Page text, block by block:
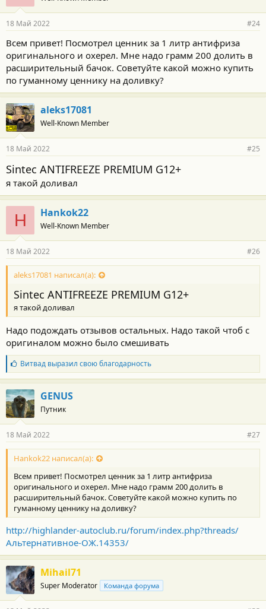
а
н
с
т
и
18 Май 2022 #24
Всем привет! Посмотрел ценник за 1 литр антифриза
оригинального и охерел. Мне надо грамм 200 долить в
расширительный бачок. Советуйте какой можно купить
по гуманному ценнику на доливку?
aleks17081
Well-Known Member
18 Май 2022 #25
Sintec ANTIFREEZE PREMIUM G12+
я такой доливал
H Hankok22
Well-Known Member
18 Май 2022 #26
aleks17081 написал(а):
Sintec ANTIFREEZE PREMIUM G12+
я такой доливал
Надо подождать отзывов остальных. Надо такой чтоб с
оригиналом можно было смешивать
Б
л
а
г
о
д
а
н
о
с
и
:
Витвадвыразил свою благодарность
GENUS
Путник
18 Май 2022 #27
Hankok22 написал(а):
Всем привет! Посмотрел ценник за 1 литр антифриза
оригинального и охерел. Мне надо грамм 200 долить в
расширительный бачок. Советуйте какой можно купить по
гуманному ценнику на доливку?
http://highlander-autoclub.ru/forum/index.php?threads/
Альтернативное-ОЖ.14353/
Mihail71
Super Moderator Команда форума